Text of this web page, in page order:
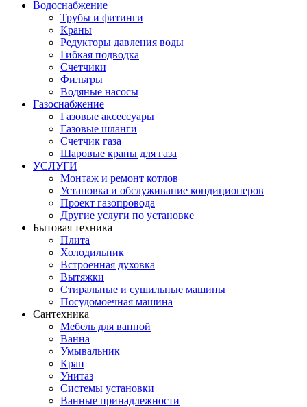
Водоснабжение
Трубы и фитинги
Краны
Редукторы давления воды
Гибкая подводка
Счетчики
Фильтры
Водяные насосы
Газоснабжение
Газовые аксессуары
Газовые шланги
Счетчик газа
Шаровые краны для газа
УСЛУГИ
Монтаж и ремонт котлов
Установка и обслуживание кондиционеров
Проект газопровода
Другие услуги по установке
Бытовая техника
Плита
Холодильник
Встроенная духовка
Вытяжки
Стиральные и сушильные машины
Посудомоечная машина
Сантехника
Мебель для ванной
Ванна
Умывальник
Кран
Унитаз
Системы установки
Ванные принадлежности